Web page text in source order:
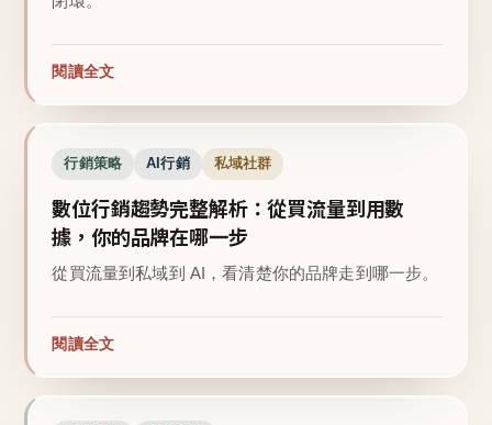
閱讀全文
行銷策略 AI行銷 私域社群
數位行銷趨勢完整解析：從買流量到用數
據，你的品牌在哪一步
從買流量到私域到 AI，看清楚你的品牌走到哪一步。
閱讀全文